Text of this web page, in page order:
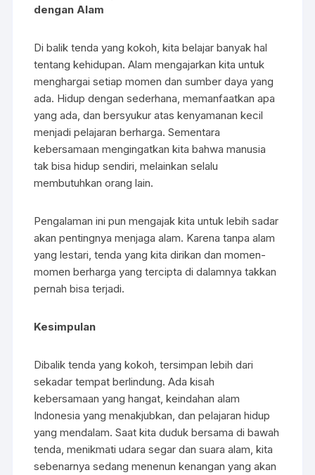
dengan Alam
Di balik tenda yang kokoh, kita belajar banyak hal
tentang kehidupan. Alam mengajarkan kita untuk
menghargai setiap momen dan sumber daya yang
ada. Hidup dengan sederhana, memanfaatkan apa
yang ada, dan bersyukur atas kenyamanan kecil
menjadi pelajaran berharga. Sementara
kebersamaan mengingatkan kita bahwa manusia
tak bisa hidup sendiri, melainkan selalu
membutuhkan orang lain.
Pengalaman ini pun mengajak kita untuk lebih sadar
akan pentingnya menjaga alam. Karena tanpa alam
yang lestari, tenda yang kita dirikan dan momen-
momen berharga yang tercipta di dalamnya takkan
pernah bisa terjadi.
Kesimpulan
Dibalik tenda yang kokoh, tersimpan lebih dari
sekadar tempat berlindung. Ada kisah
kebersamaan yang hangat, keindahan alam
Indonesia yang menakjubkan, dan pelajaran hidup
yang mendalam. Saat kita duduk bersama di bawah
tenda, menikmati udara segar dan suara alam, kita
sebenarnya sedang menenun kenangan yang akan